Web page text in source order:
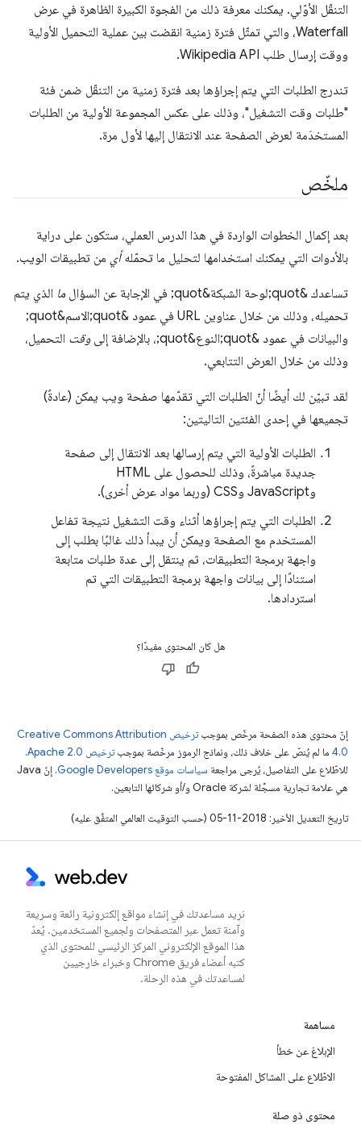
التنقّل الأوّلي. يمكنك معرفة ذلك من الفجوة الكبيرة الظاهرة في عرض
Waterfall، والتي تمثّل فترة زمنية انقضت بين عملية التحميل الأولية
ووقت إرسال طلب Wikipedia API.
تندرج الطلبات التي يتم إجراؤها بعد فترة زمنية من التنقّل ضمن فئة
"طلبات وقت التشغيل"، وذلك على عكس المجموعة الأولية من الطلبات
المستخدَمة لعرض الصفحة عند الانتقال إليها لأول مرة.
ملخّص
بعد إكمال الخطوات الواردة في هذا الدرس العملي، ستكون على دراية
بالأدوات التي يمكنك استخدامها لتحليل ما تحمّلهأي من تطبيقات الويب.
تساعدك &quot;لوحة الشبكة&quot; في الإجابة عن السؤال ما الذي يتم
تحميله، وذلك من خلال عناوين URL في عمود &quot;الاسم&quot;
والبيانات في عمود &quot;النوع&quot;، بالإضافة إلى
وقت التحميل،
وذلك من خلال العرض التتابعي.
لقد تبيّن لك أيضًا أنّ الطلبات التي تقدّمها صفحة ويب يمكن (عادةً)
تجميعها في إحدى الفئتين التاليتين:
الطلبات الأولية التي يتم إرسالها بعد الانتقال إلى صفحة
جديدة مباشرةً، وذلك للحصول على HTML
وJavaScript وCSS (وربما مواد عرض أخرى).
الطلبات التي يتم إجراؤها أثناء وقت التشغيل نتيجة تفاعل
المستخدم مع الصفحة ويمكن أن يبدأ ذلك غالبًا بطلب إلى
واجهة برمجة التطبيقات، ثم ينتقل إلى عدة طلبات متابعة
استنادًا إلى بيانات واجهة برمجة التطبيقات التي تم
استردادها.
هل كان المحتوى مفيدًا؟
إنّ محتوى هذه الصفحة مرخّص بموجب
ترخيص Creative Commons Attribution
4.0‏ ما لم يُنصّ على خلاف ذلك، ونماذج الرموز مرخّصة بموجبترخيص Apache 2.0‏
.
للاطّلاع على التفاصيل، يُرجى مراجعة سياسات موقع Google Developers‏
. إنّ Java
هي علامة تجارية مسجَّلة لشركة Oracle و/أو شركائها التابعين.
تاريخ التعديل الأخير: 2018-11-05 (حسب التوقيت العالمي المتفَّق عليه)
نريد مساعدتك في إنشاء مواقع إلكترونية رائعة وسريعة
وآمنة تعمل عبر المتصفحات ولجميع المستخدمين. يُعدّ
هذا الموقع الإلكتروني المركز الرئيسي للمحتوى الذي
كتبه أعضاء فريق Chrome وخبراء خارجيين
لمساعدتك في هذه الرحلة.
مساهمة
الإبلاغ عن خطأ
الاطّلاع على المشاكل المفتوحة
محتوى ذو صلة